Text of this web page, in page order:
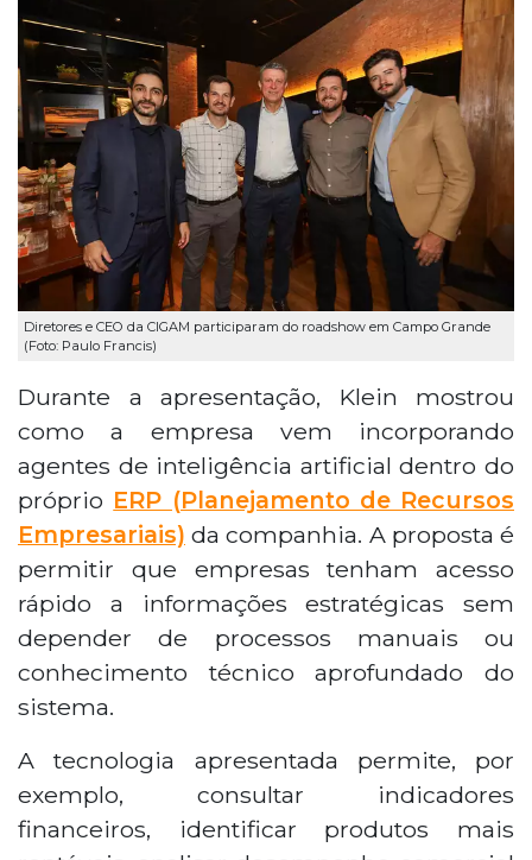
Diretores e CEO da CIGAM participaram do roadshow em Campo Grande
(Foto: Paulo Francis)
Durante a apresentação, Klein mostrou
como a empresa vem incorporando
agentes de inteligência artificial dentro do
próprio ERP (Planejamento de Recursos
Empresariais) da companhia. A proposta é
permitir que empresas tenham acesso
rápido a informações estratégicas sem
depender de processos manuais ou
conhecimento técnico aprofundado do
sistema.
A tecnologia apresentada permite, por
exemplo, consultar indicadores
financeiros, identificar produtos mais